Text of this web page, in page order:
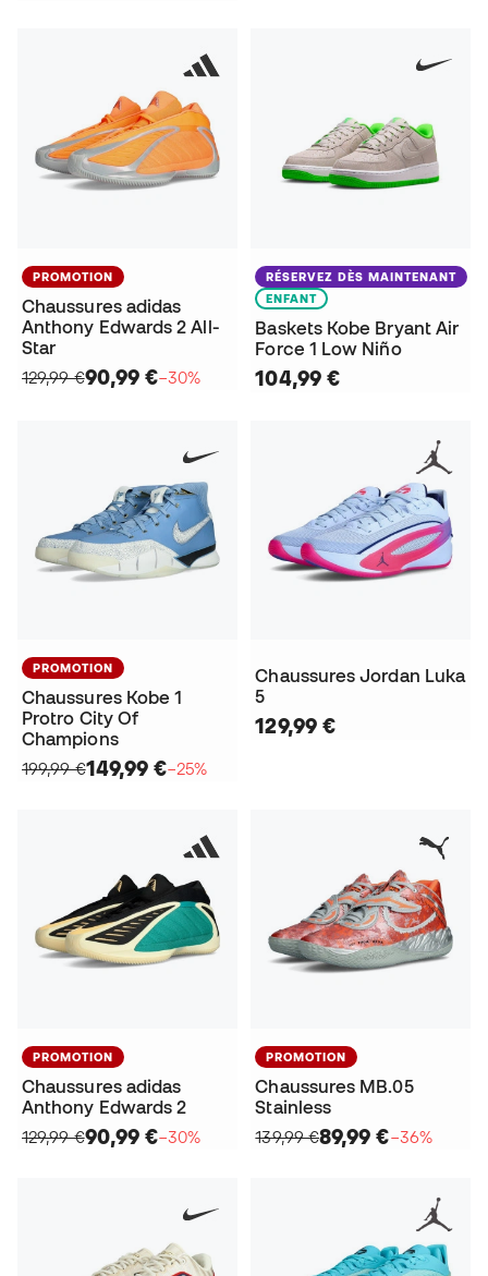
PROMOTION
Chaussures adidas
Anthony Edwards 2 All-
Star
129,99 €90,99 €−30%
RÉSERVEZ DÈS MAINTENANT
ENFANT
Baskets Kobe Bryant Air
Force 1 Low Niño
104,99 €
PROMOTION
Chaussures Kobe 1
Protro City Of
Champions
199,99 €149,99 €−25%
Chaussures Jordan Luka
5
129,99 €
PROMOTION
Chaussures adidas
Anthony Edwards 2
129,99 €90,99 €−30%
PROMOTION
Chaussures MB.05
Stainless
139,99 €89,99 €−36%